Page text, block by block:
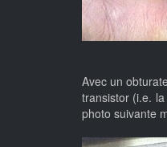
Avec un
transistor (i.e.
photo suivante